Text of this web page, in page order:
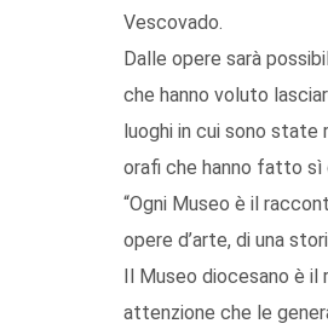
Vescovado.
Dalle opere sarà
che hanno voluto
luoghi in cui sono
orafi che hanno fatto sì
“Ogni Museo è il
opere d’arte, di una
Il Museo diocesano è il
attenzione che le